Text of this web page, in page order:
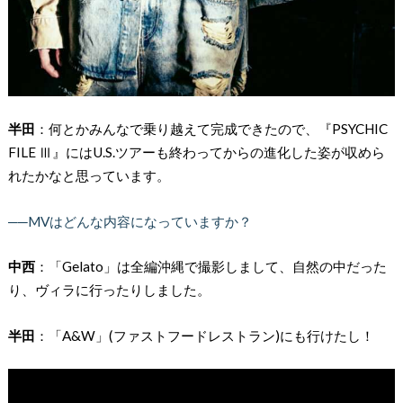
半田 ：何とかみんなで乗り越えて完成できたので、『PSYCHIC
FILE Ⅲ』にはU.S.ツアーも終わってからの進化した姿が収めら
れたかなと思っています。
──MVはどんな内容になっていますか？
中西：「Gelato」は全編沖縄で撮影しまして、自然の中だった
り、ヴィラに行ったりしました。
半田 ：「A&W」(ファストフードレストラン)にも行けたし！